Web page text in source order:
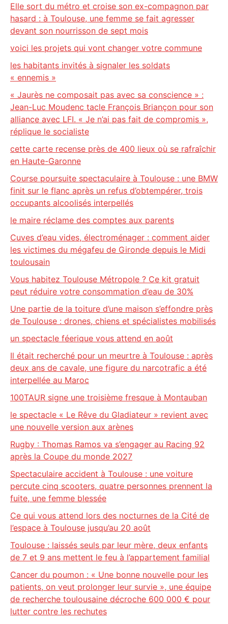
Elle sort du métro et croise son ex-compagnon par
hasard : à Toulouse, une femme se fait agresser
devant son nourrisson de sept mois
voici les projets qui vont changer votre commune
les habitants invités à signaler les soldats
« ennemis »
« Jaurès ne composait pas avec sa conscience » :
Jean-Luc Moudenc tacle François Briançon pour son
alliance avec LFI. « Je n’ai pas fait de compromis »,
réplique le socialiste
cette carte recense près de 400 lieux où se rafraîchir
en Haute-Garonne
Course poursuite spectaculaire à Toulouse : une BMW
finit sur le flanc après un refus d’obtempérer, trois
occupants alcoolisés interpellés
le maire réclame des comptes aux parents
Cuves d’eau vides, électroménager : comment aider
les victimes du mégafeu de Gironde depuis le Midi
toulousain
Vous habitez Toulouse Métropole ? Ce kit gratuit
peut réduire votre consommation d’eau de 30%
Une partie de la toiture d’une maison s’effondre près
de Toulouse : drones, chiens et spécialistes mobilisés
un spectacle féerique vous attend en août
Il était recherché pour un meurtre à Toulouse : après
deux ans de cavale, une figure du narcotrafic a été
interpellée au Maroc
100TAUR signe une troisième fresque à Montauban
le spectacle « Le Rêve du Gladiateur » revient avec
une nouvelle version aux arènes
Rugby : Thomas Ramos va s’engager au Racing 92
après la Coupe du monde 2027
Spectaculaire accident à Toulouse : une voiture
percute cinq scooters, quatre personnes prennent la
fuite, une femme blessée
Ce qui vous attend lors des nocturnes de la Cité de
l’espace à Toulouse jusqu’au 20 août
Toulouse : laissés seuls par leur mère, deux enfants
de 7 et 9 ans mettent le feu à l’appartement familial
Cancer du poumon : « Une bonne nouvelle pour les
patients, on veut prolonger leur survie », une équipe
de recherche toulousaine décroche 600 000 € pour
lutter contre les rechutes